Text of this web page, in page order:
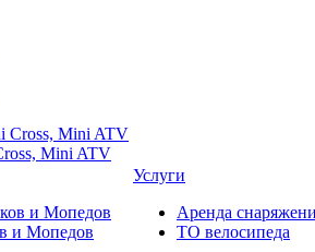
Mini ATV
и Мопедов
Услуги
Аренда
ТО велосипеда